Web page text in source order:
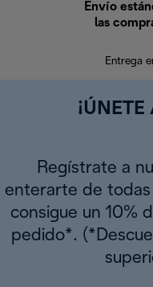
Envío
las
Entrega
Regístrate a
enterarte de
consigue un 10%
pedido*.